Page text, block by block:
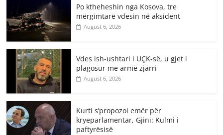
Po ktheheshin nga Kosova, tre
mërgimtarë vdesin në aksident
August 6, 2026
Vdes ish-ushtari i UÇK-së, u gjet i
plagosur me armë zjarri
August 6, 2026
Kurti s’propozoi emër për
kryeparlamentar, Gjini: Kulmi i
paftyrësisë